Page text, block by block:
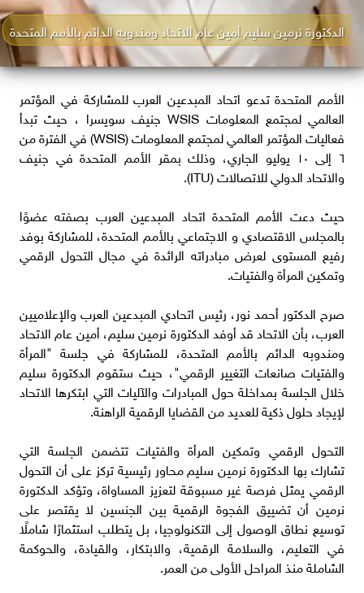
الدكتورة نرمين سليم أمين عام الاتحاد ومندوبه الدائم بالأمم المتحدة
الأمم المتحدة تدعو اتحاد المبدعين العرب للمشاركة في المؤتمر
العالمي لمجتمع المعلومات WSIS جنيف سويسرا ، حيث تبدأ
فعاليات المؤتمر العالمي لمجتمع المعلومات (WSIS) في الفترة من
٦ إلى ١٠ يوليو الجاري، وذلك بمقر الأمم المتحدة في جنيف
والاتحاد الدولي للاتصالات (ITU).
حيث دعت الأمم المتحدة اتحاد المبدعين العرب بصفته عضوًا
بالمجلس الاقتصادي و الاجتماعي بالأمم المتحدة، للمشاركة بوفد
رفيع المستوى لعرض مبادراته الرائدة في مجال التحول الرقمي
وتمكين المرأة والفتيات.
صرح الدكتور أحمد نور، رئيس اتحادي المبدعين العرب والإعلاميين
العرب، بأن الاتحاد قد أوفد الدكتورة نرمين سليم، أمين عام الاتحاد
ومندوبه الدائم بالأمم المتحدة، للمشاركة في جلسة "المرأة
والفتيات صانعات التغيير الرقمي"، حيث ستقوم الدكتورة سليم
خلال الجلسة بمداخلة حول المبادرات والآليات التي ابتكرها الاتحاد
لإيجاد حلول ذكية للعديد من القضايا الرقمية الراهنة.
التحول الرقمي وتمكين المرأة والفتيات تتضمن الجلسة التي
تشارك بها الدكتورة نرمين سليم محاور رئيسية تركز على أن التحول
الرقمي يمثل فرصة غير مسبوقة لتعزيز المساواة، وتؤكد الدكتورة
نرمين أن تضييق الفجوة الرقمية بين الجنسين لا يقتصر على
توسيع نطاق الوصول إلى التكنولوجيا، بل يتطلب استثمارًا شاملًا
في التعليم، والسلامة الرقمية، والابتكار، والقيادة، والحوكمة
الشاملة منذ المراحل الأولى من العمر.